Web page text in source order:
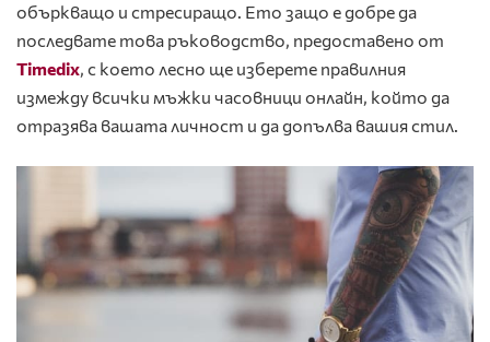
объркващо и стресиращо. Ето защо е добре да
последвате това ръководство, предоставено от
Timedix, с което лесно ще изберете правилния
измежду всички мъжки часовници онлайн, който да
отразява вашата личност и да допълва вашия стил.